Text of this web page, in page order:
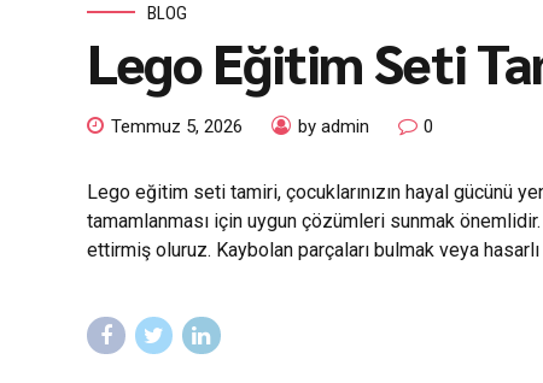
BLOG
Lego Eğitim Seti
Temmuz 5, 2026 by admin 0
Lego eğitim seti tamiri, çocuklarınızın hayal gücünü
tamamlanması için uygun çözümleri sunmak
ettirmiş oluruz. Kaybolan parçaları bulmak veya